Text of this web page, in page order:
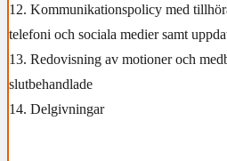
12. Kommunikationspolicy med
telefoni och sociala medier samt
13. Redovisning av motioner och
slutbehandlade
14. Delgivningar